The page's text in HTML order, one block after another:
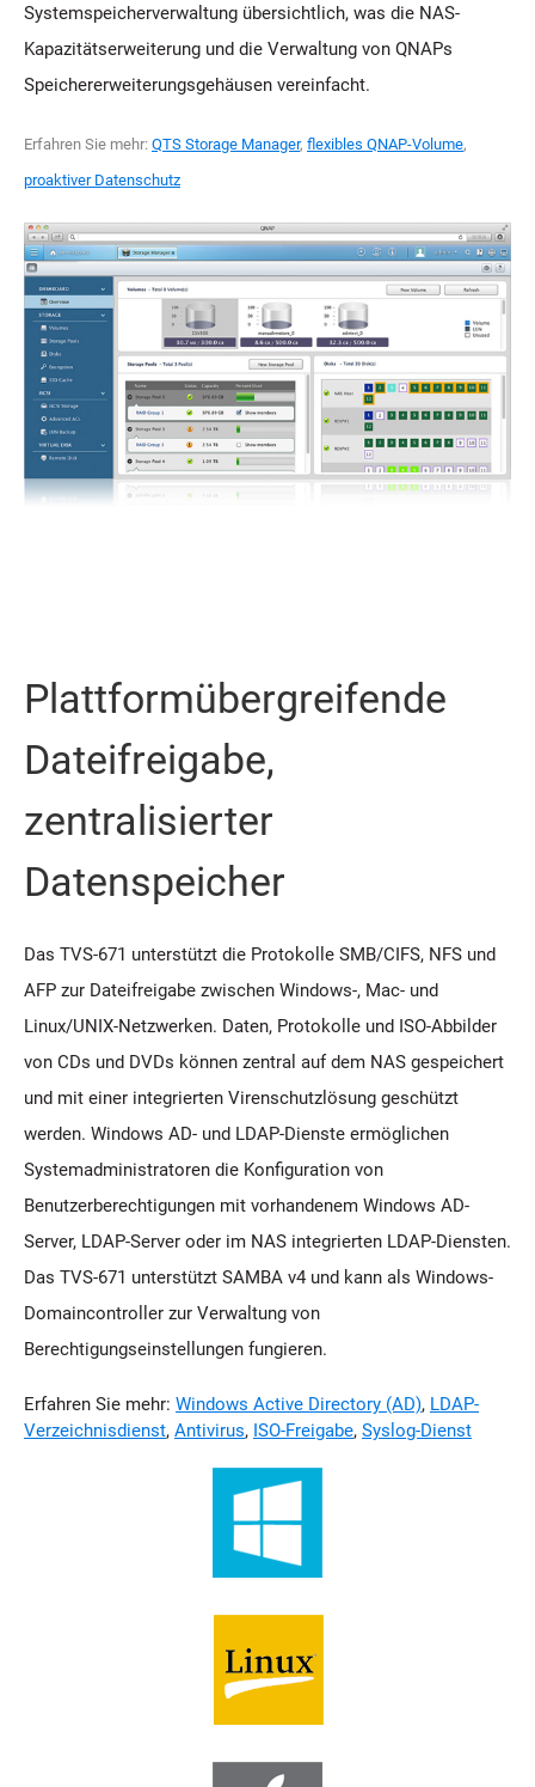
Systemspeicherverwaltung übersichtlich, was die NAS-
Kapazitätserweiterung und die Verwaltung von QNAPs
Speichererweiterungsgehäusen vereinfacht.
Erfahren Sie mehr: QTS Storage Manager, flexibles QNAP-Volume,
proaktiver Datenschutz
Plattformübergreifende
Dateifreigabe,
zentralisierter
Datenspeicher
Das TVS-671 unterstützt die Protokolle SMB/CIFS, NFS und
AFP zur Dateifreigabe zwischen Windows-, Mac- und
Linux/UNIX-Netzwerken. Daten, Protokolle und ISO-Abbilder
von CDs und DVDs können zentral auf dem NAS gespeichert
und mit einer integrierten Virenschutzlösung geschützt
werden. Windows AD- und LDAP-Dienste ermöglichen
Systemadministratoren die Konfiguration von
Benutzerberechtigungen mit vorhandenem Windows AD-
Server, LDAP-Server oder im NAS integrierten LDAP-Diensten.
Das TVS-671 unterstützt SAMBA v4 und kann als Windows-
Domaincontroller zur Verwaltung von
Berechtigungseinstellungen fungieren.
Erfahren Sie mehr: Windows Active Directory (AD), LDAP-
Verzeichnisdienst, Antivirus, ISO-Freigabe, Syslog-Dienst